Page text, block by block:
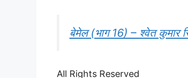
बेमेल (भाग 16) – श्वेत
All Rights Reserved